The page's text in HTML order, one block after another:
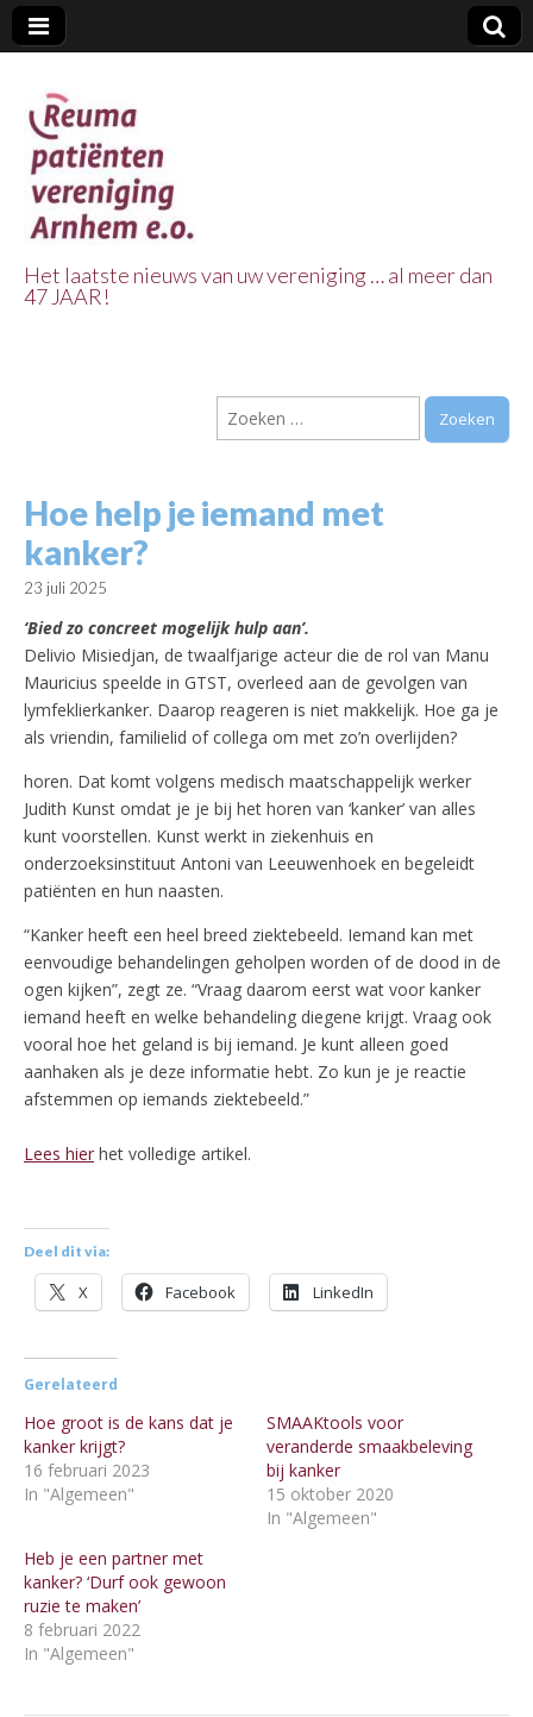
Vereniging
Arnhem e.o.
Het laatste nieuws van uw vereniging … al meer dan
47 JAAR!
Zoeken
naar:
Hoe help je iemand met
kanker?
23 juli 2025
‘Bied zo concreet mogelijk hulp aan’.
Delivio Misiedjan, de twaalfjarige acteur die de rol van Manu
Mauricius speelde in GTST, overleed aan de gevolgen van
lymfeklierkanker. Daarop reageren is niet makkelijk. Hoe ga je
als vriendin, familielid of collega om met zo’n overlijden?
horen. Dat komt volgens medisch maatschappelijk werker
Judith Kunst omdat je je bij het horen van ‘kanker’ van alles
kunt voorstellen. Kunst werkt in ziekenhuis en
onderzoeksinstituut Antoni van Leeuwenhoek en begeleidt
patiënten en hun naasten.
“Kanker heeft een heel breed ziektebeeld. Iemand kan met
eenvoudige behandelingen geholpen worden of de dood in de
ogen kijken”, zegt ze. “Vraag daarom eerst wat voor kanker
iemand heeft en welke behandeling diegene krijgt. Vraag ook
vooral hoe het geland is bij iemand. Je kunt alleen goed
aanhaken als je deze informatie hebt. Zo kun je je reactie
afstemmen op iemands ziektebeeld.”
Lees hier het volledige artikel.
Deel dit via:
X Facebook LinkedIn
Gerelateerd
Hoe groot is de kans dat je
kanker krijgt?
16 februari 2023
In "Algemeen"
SMAAKtools voor
veranderde smaakbeleving
bij kanker
15 oktober 2020
In "Algemeen"
Heb je een partner met
kanker? ‘Durf ook gewoon
ruzie te maken’
8 februari 2022
In "Algemeen"